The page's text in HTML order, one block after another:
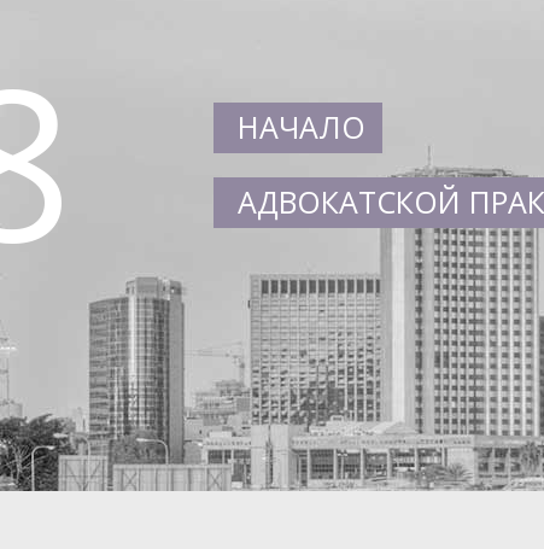
НАЧАЛО
АДВОКАТСКОЙ